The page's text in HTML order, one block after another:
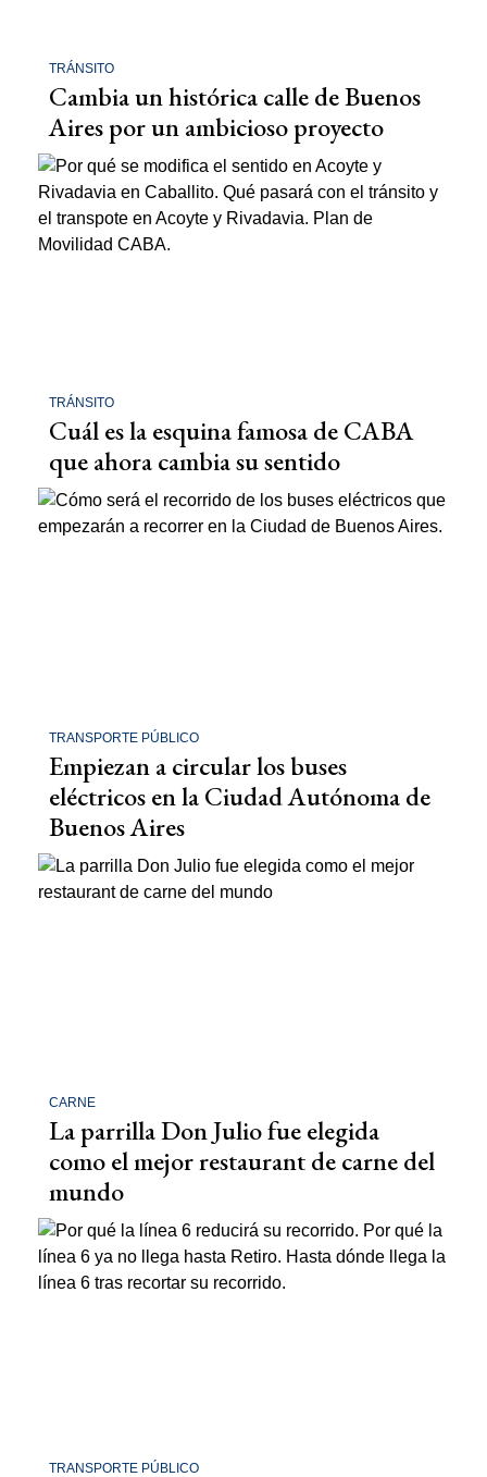
TRÁNSITO
Cambia un histórica calle de Buenos
Aires por un ambicioso proyecto
TRÁNSITO
Cuál es la esquina famosa de CABA
que ahora cambia su sentido
TRANSPORTE PÚBLICO
Empiezan a circular los buses
eléctricos en la Ciudad Autónoma de
Buenos Aires
CARNE
La parrilla Don Julio fue elegida
como el mejor restaurant de carne del
mundo
TRANSPORTE PÚBLICO